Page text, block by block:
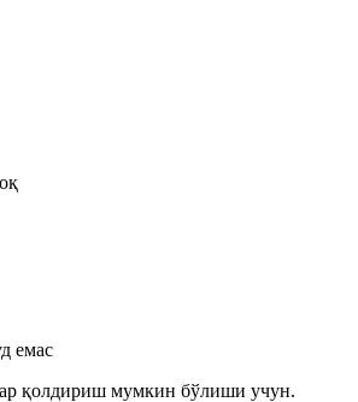
емас
қолдириш мумкин бўлиши учун.